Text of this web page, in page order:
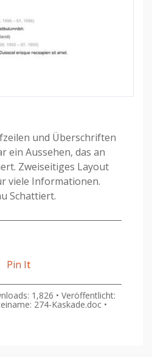
und Überschriften
ein Aussehen, das an
Zweiseitiges Layout
viele Informationen.
Schattiert.
Pin It
1,826 • Veröffentlicht:
274-Kaskade.doc •